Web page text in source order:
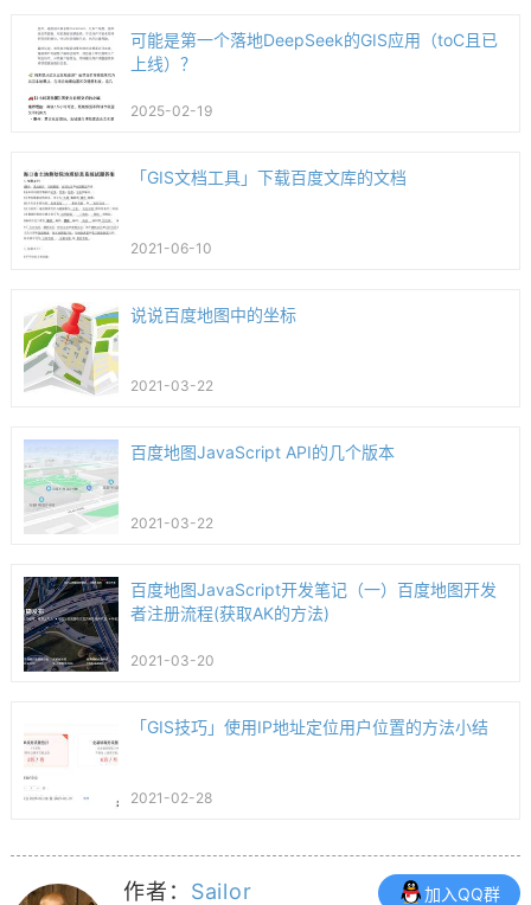
可能是第一个落地DeepSeek的GIS应用（toC且已
上线）？
2025-02-19
「GIS文档工具」下载百度文库的文档
2021-06-10
说说百度地图中的坐标
2021-03-22
百度地图JavaScript API的几个版本
2021-03-22
百度地图JavaScript开发笔记（一）百度地图开发
者注册流程(获取AK的方法)
2021-03-20
「GIS技巧」使用IP地址定位用户位置的方法小结
2021-02-28
作者： Sailor 加入QQ群